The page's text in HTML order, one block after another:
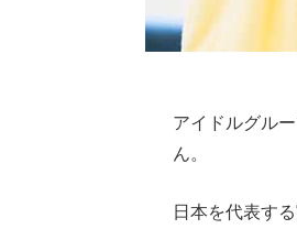
アイドルグル
ん。
日本を代表す